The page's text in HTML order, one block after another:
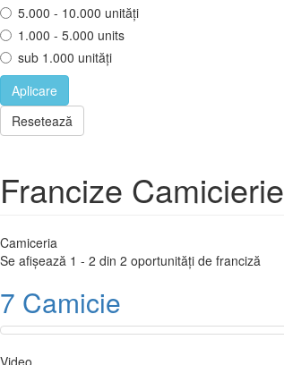
5.000 - 10.000 unități
1.000 - 5.000 units
sub 1.000 unități
Aplicare
Resetează
Francize Camicierie
Camiceria
Se afișează 1 - 2 din 2 oportunități de franciză
7 Camicie
Video